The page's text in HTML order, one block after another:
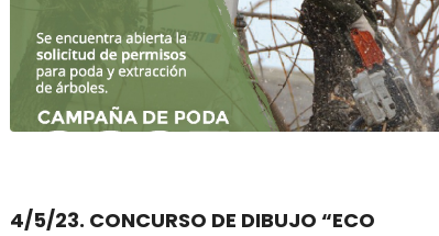
4/5/23. CONCURSO DE DIBUJO “ECO